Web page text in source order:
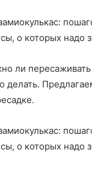
ли пересаживать
делать.